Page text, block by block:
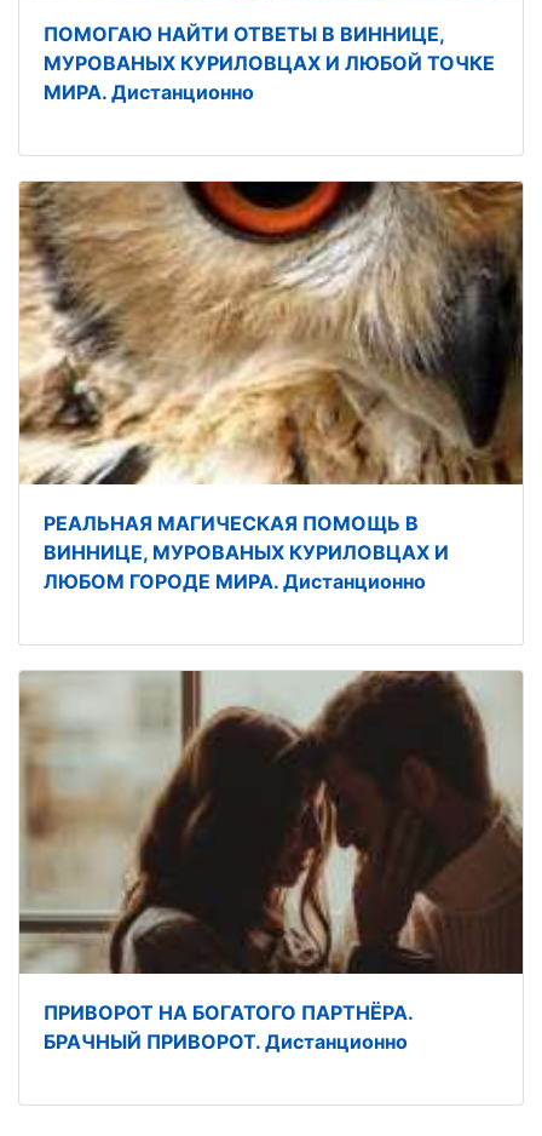
ПОМОГАЮ НАЙТИ ОТВЕТЫ В ВИННИЦЕ,
МУРОВАНЫХ КУРИЛОВЦАХ И ЛЮБОЙ ТОЧКЕ
МИРА. Дистанционно
РЕАЛЬНАЯ МАГИЧЕСКАЯ ПОМОЩЬ В
ВИННИЦЕ, МУРОВАНЫХ КУРИЛОВЦАХ И
ЛЮБОМ ГОРОДЕ МИРА. Дистанционно
ПРИВОРОТ НА БОГАТОГО ПАРТНЁРА.
БРАЧНЫЙ ПРИВОРОТ. Дистанционно